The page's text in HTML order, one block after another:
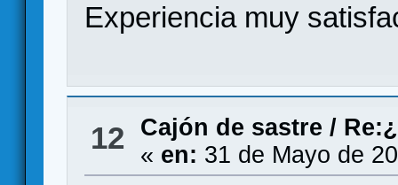
Experiencia muy
12 Cajón de sastre /
« en: 31 de Mayo de